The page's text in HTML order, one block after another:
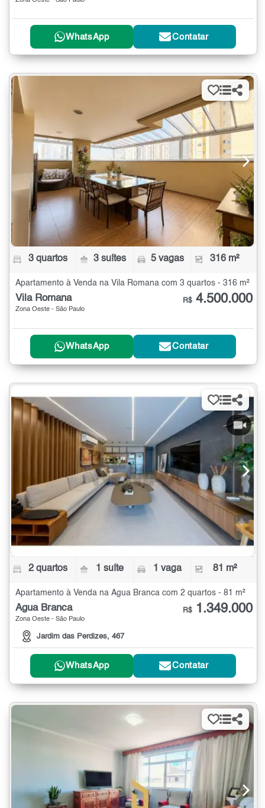
WhatsApp Contatar
3 quartos 3 suítes 5 vagas 316 m²
Apartamento à Venda na Vila Romana com 3 quartos - 316 m²
Vila Romana
Zona Oeste - São Paulo
R$ 4.500.000
WhatsApp Contatar
2 quartos 1 suíte 1 vaga 81 m²
Apartamento à Venda na Água Branca com 2 quartos - 81 m²
Água Branca
Zona Oeste - São Paulo
Jardim das Perdizes, 467
R$ 1.349.000
WhatsApp Contatar